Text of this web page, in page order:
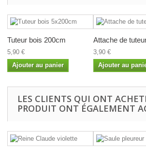
Tuteur bois 200cm
5,90 €
Ajouter au panier
Attache de
3,90 €
Ajouter au
LES CLIENTS QUI ONT
PRODUIT ONT ÉGALEMENT